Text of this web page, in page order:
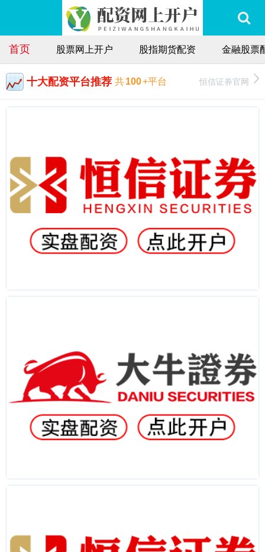
首页 股票网上开户 股指期货配资 金融股票
十大配资平台推荐 共100+平台 恒信证券官网